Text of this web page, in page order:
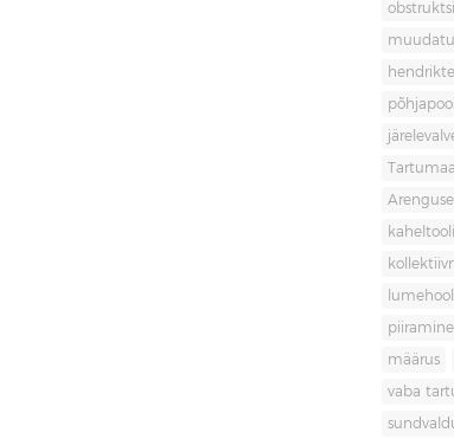
Tartumaa
piiramine
määrus
vaba